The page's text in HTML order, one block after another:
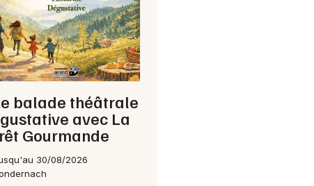
balade théâtrale
avec La
Gourmande
30/08/2026